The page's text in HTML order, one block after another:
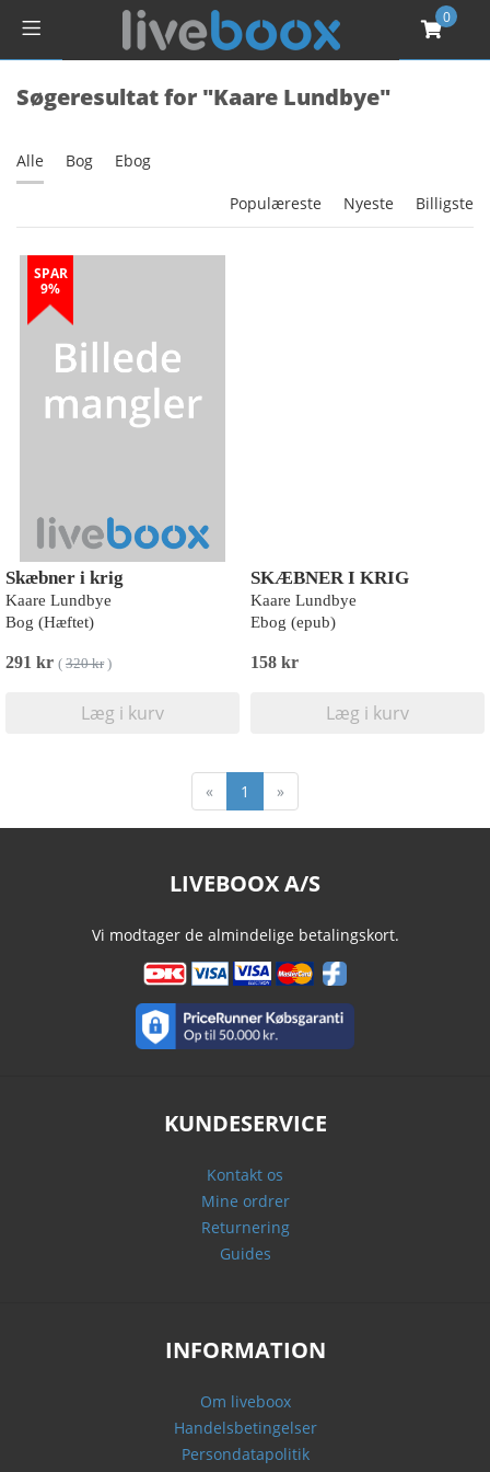
0
Søgeresultat for "Kaare Lundbye"
Alle Bog Ebog
Populæreste Nyeste Billigste
SPAR
9%
Skæbner i krig
Kaare Lundbye
Bog (Hæftet)
291 kr ( 320 kr)
Læg i kurv
SKÆBNER I KRIG
Kaare Lundbye
Ebog (epub)
158 kr
Læg i kurv
« 1 »
LIVEBOOX A/S
Vi modtager de almindelige betalingskort.
KUNDESERVICE
Kontakt os
Mine ordrer
Returnering
Guides
INFORMATION
Om liveboox
Handelsbetingelser
Persondatapolitik